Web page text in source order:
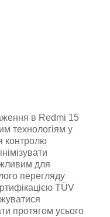
в Redmi 15
технологіям у
контролю
для
перегляду
TÜV
протягом усього